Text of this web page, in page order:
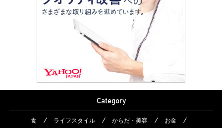
Category
食 ライフスタイル からだ・美容 お金